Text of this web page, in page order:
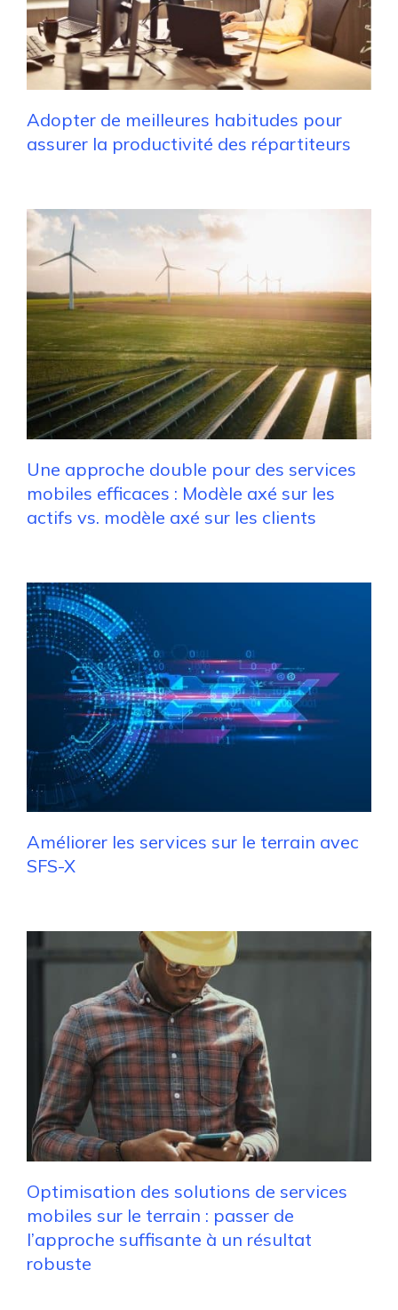
Adopter de meilleures habitudes pour
assurer la productivité des répartiteurs
Une approche double pour des services
mobiles efficaces : Modèle axé sur les
actifs vs. modèle axé sur les clients
Améliorer les services sur le terrain avec
SFS-X
Optimisation des solutions de services
mobiles sur le terrain : passer de
l’approche suffisante à un résultat
robuste